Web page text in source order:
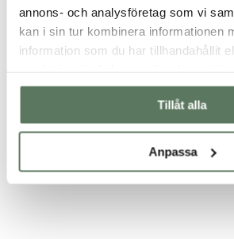
annons- och analysföretag som vi
kan i sin tur kombinera informationen
information som du har tillhandahållit
Tillåt alla
Anpassa
båten, har vi det du behöver för att
Fritidsjackor till dam i stora
storlekar, från XS-5XL. Behöver du en
dam i stora storlekar eller en skaljacka
storlekar har vi allt för dina